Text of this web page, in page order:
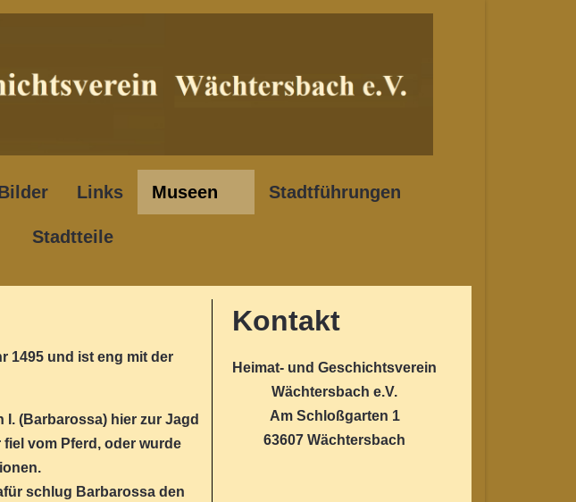
Links Museen Stadtführungen
Stadtteile
1495 und ist eng mit der
(Barbarossa) hier zur Jagd
vom Pferd, oder wurde
schlug Barbarossa den
Kontakt
Heimat- und Geschichtsverein
Wächtersbach e.V.
Am Schloßgarten 1
63607 Wächtersbach